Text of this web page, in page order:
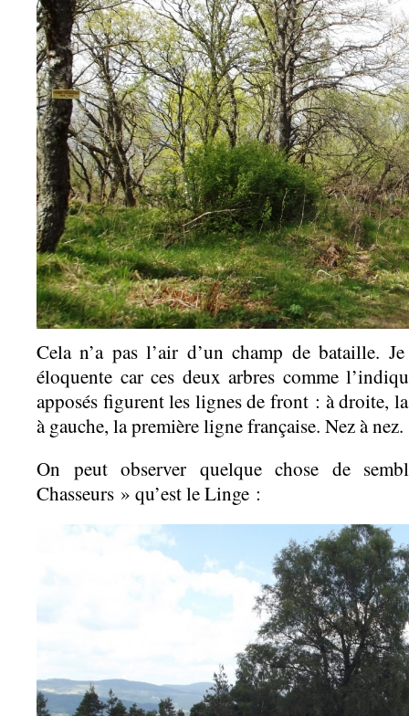
Cela n’a pas l’air d’un champ de bataille.
éloquente car ces deux arbres comme
apposés figurent les lignes de front : à droite,
à gauche, la première ligne française. Nez à nez.
On peut observer quelque chose de
Chasseurs » qu’est le Linge :